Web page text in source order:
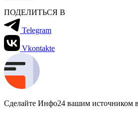
ПОДЕЛИТЬСЯ В
Telegram
Vkontakte
Сделайте Инфо24 вашим источником